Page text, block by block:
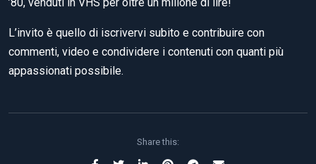
L’invito è quello di iscrivervi subito e contribuire con
commenti, video e condividere i contenuti con quanti più
appassionati possibile.
Share this: